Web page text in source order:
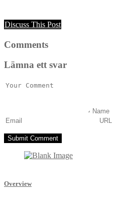
Discuss This Post
Comments
Lämna ett svar
Overview